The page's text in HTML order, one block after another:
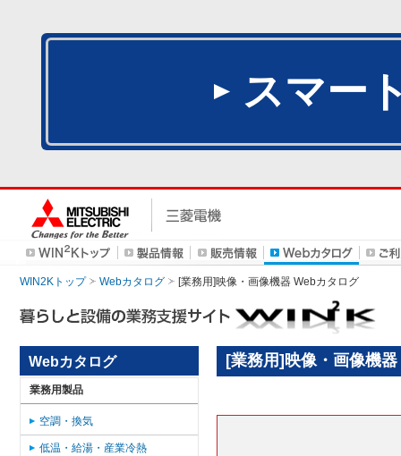
スマー
WIN2Kトップ Webカタログ [業務用]映像・画像機器 Webカタログ
[業務用]映像・画像機
Webカタログ
業務用製品
空調・換気
低温・給湯・産業冷熱